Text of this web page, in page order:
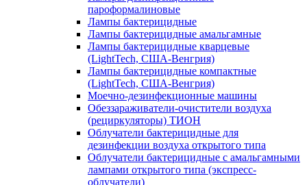
пароформалиновые
Лампы бактерицидные
Лампы бактерицидные амальгамные
Лампы бактерицидные кварцевые
(LightTech, США-Венгрия)
Лампы бактерицидные компактные
(LightTech, США-Венгрия)
Моечно-дезинфекционные машины
Обеззараживатели-очистители воздуха
(рециркуляторы) ТИОН
Облучатели бактерицидные для
дезинфекции воздуха открытого типа
Облучатели бактерицидные с амальгамными
лампами открытого типа (экспресс-
облучатели)